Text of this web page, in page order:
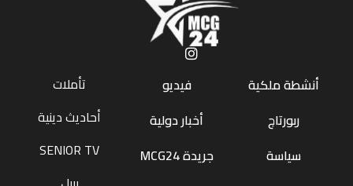
أنشطة ملكية
ربورتاج
سياسة
فيديو
أخبار دولية
جريدة MCG24
تأملات
أحاديث دينية
SENIOR TV